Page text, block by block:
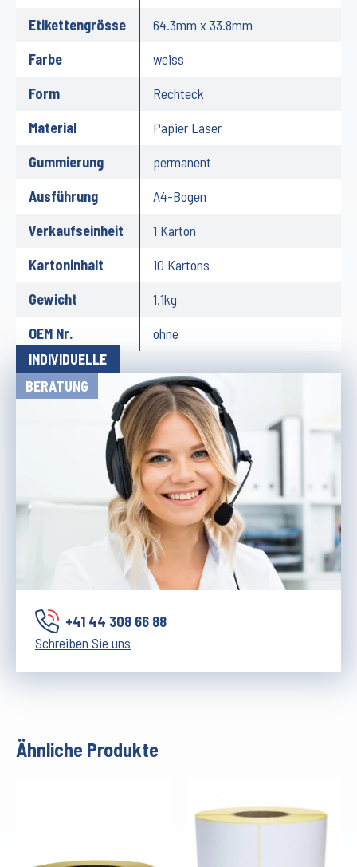
Etikettengrösse
64.3mm x 33.8mm
Farbe
weiss
Form
Rechteck
Material
Papier Laser
Gummierung
permanent
Ausführung
A4-Bogen
Verkaufseinheit
1 Karton
Kartoninhalt
10 Kartons
Gewicht
1.1kg
OEM Nr.
ohne
INDIVIDUELLE
BERATUNG
+41 44 308 66 88
Schreiben Sie uns
Ähnliche Produkte